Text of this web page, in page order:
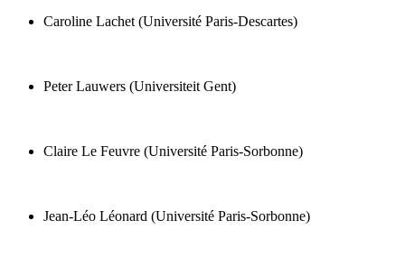
Caroline Lachet (Université Paris-Descartes)
Peter Lauwers (Universiteit Gent)
Claire Le Feuvre (Université Paris-Sorbonne)
Jean-Léo Léonard (Université Paris-Sorbonne)